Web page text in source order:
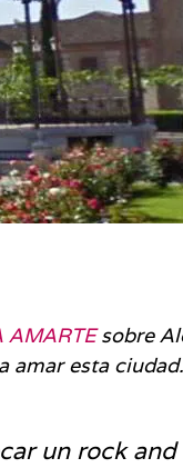
AMARTEsobre
amar esta ciudad.
un rock